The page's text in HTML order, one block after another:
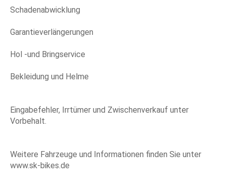
Schadenabwicklung
Garantieverlängerungen
Hol -und Bringservice
Bekleidung und Helme
Eingabefehler, Irrtümer und Zwischenverkauf unter
Vorbehalt.
Weitere Fahrzeuge und Informationen finden Sie unter
www.sk-bikes.de